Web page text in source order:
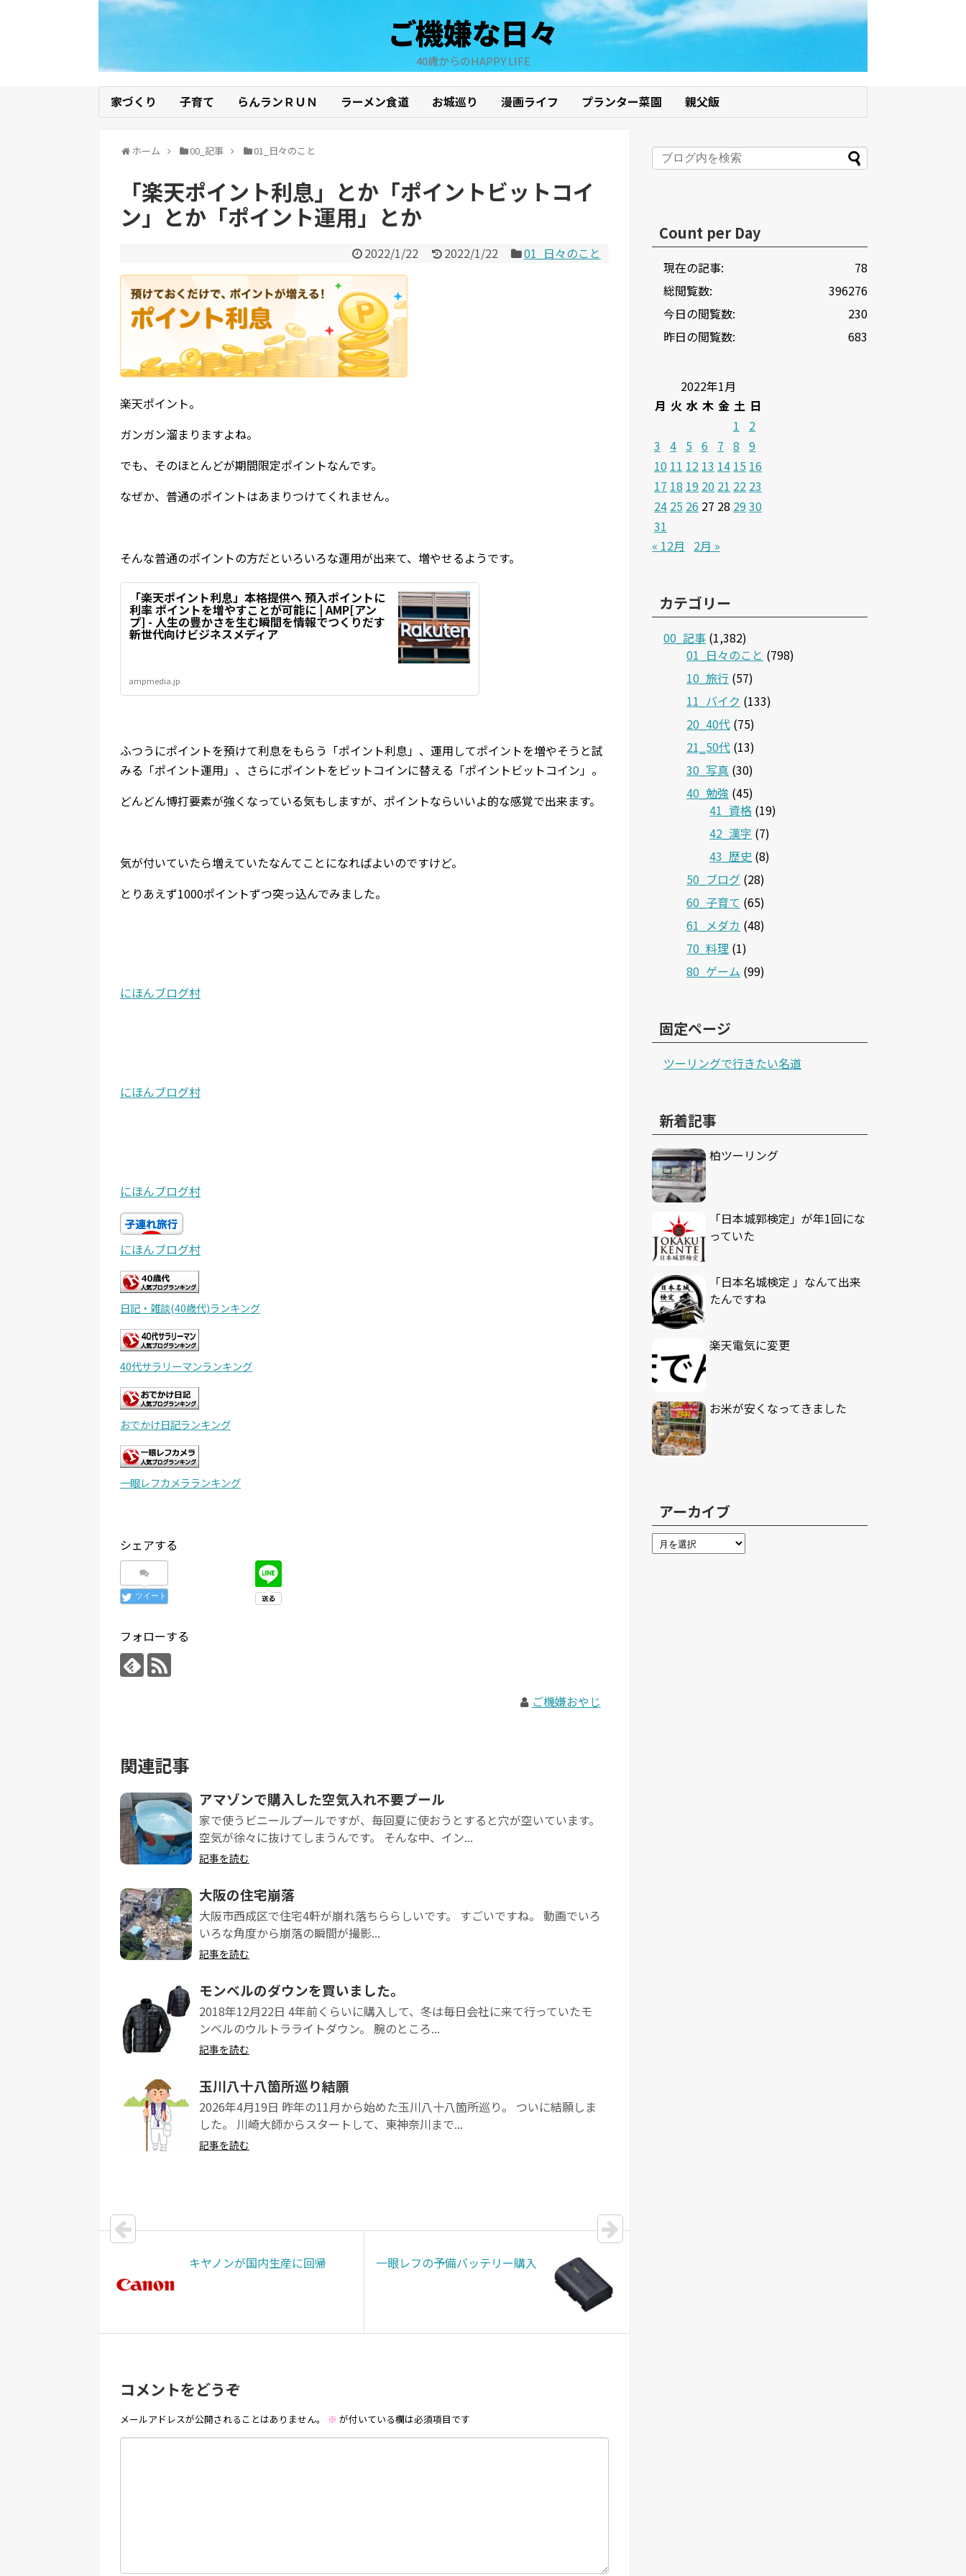
ご機嫌な日々
40歳からのHAPPY LIFE
家づくり 子育て らんランＲＵＮ ラーメン食道 お城巡り 漫画ライフ プランター菜園 親父飯
ホーム 00_記事 01_日々のこと
「楽天ポイント利息」とか「ポイントビットコイ
ン」とか「ポイント運用」とか
2022/1/22 2022/1/22 01_日々のこと
楽天ポイント。
ガンガン溜まりますよね。
でも、そのほとんどが期間限定ポイントなんです。
なぜか、普通のポイントはあまりつけてくれません。
そんな普通のポイントの方だといろいろな運用が出来て、増やせるようです。
「楽天ポイント利息」本格提供へ 預入ポイントに
利率 ポイントを増やすことが可能に | AMP[アン
プ] - 人生の豊かさを生む瞬間を情報でつくりだす
新世代向けビジネスメディア
ampmedia.jp
ふつうにポイントを預けて利息をもらう「ポイント利息」、運用してポイントを増やそうと試
みる「ポイント運用」、さらにポイントをビットコインに替える「ポイントビットコイン」。
どんどん博打要素が強くなっている気もしますが、ポイントならいいよ的な感覚で出来ます。
気が付いていたら増えていたなんてことになればよいのですけど。
とりあえず1000ポイントずつ突っ込んでみました。
にほんブログ村
にほんブログ村
にほんブログ村
にほんブログ村
日記・雑談(40歳代)ランキング
40代サラリーマンランキング
おでかけ日記ランキング
一眼レフカメラランキング
シェアする
ツイート
フォローする
ご機嫌おやじ
関連記事
アマゾンで購入した空気入れ不要プール
家で使うビニールプールですが、毎回夏に使おうとすると穴が空いています。
空気が徐々に抜けてしまうんです。 そんな中、イン...
記事を読む
大阪の住宅崩落
大阪市西成区で住宅4軒が崩れ落ちららしいです。 すごいですね。 動画でいろ
いろな角度から崩落の瞬間が撮影...
記事を読む
モンベルのダウンを買いました。
2018年12月22日 4年前くらいに購入して、冬は毎日会社に来て行っていたモ
ンベルのウルトラライトダウン。 腕のところ...
記事を読む
玉川八十八箇所巡り結願
2026年4月19日 昨年の11月から始めた玉川八十八箇所巡り。 ついに結願しま
した。 川崎大師からスタートして、東神奈川まで...
記事を読む
キヤノンが国内生産に回帰 一眼レフの予備バッテリー購入
コメントをどうぞ
メールアドレスが公開されることはありません。 ※ が付いている欄は必須項目です
Count per Day
78
現在の記事:
396276
総閲覧数:
230
今日の閲覧数:
683
昨日の閲覧数:
2022年1月
月 火 水 木 金 土 日
1
2
3 4 5 6 7 8 9
10 11 12 13 14 15 16
17 18 19 20 21 22 23
24 25 26 27 28 2930
31
« 12月
2月 »
カテゴリー
00_記事 (1,382)
01_日々のこと (798)
10_旅行 (57)
11_バイク (133)
20_40代 (75)
21‗50代 (13)
30_写真 (30)
40_勉強 (45)
41_資格 (19)
42_漢字 (7)
43_歴史 (8)
50_ブログ (28)
60_子育て (65)
61_メダカ (48)
70_料理 (1)
80_ゲーム (99)
固定ページ
ツーリングで行きたい名道
新着記事
柏ツーリング
「日本城郭検定」が年1回にな
っていた
「日本名城検定 」なんて出来
たんですね
楽天電気に変更
お米が安くなってきました
アーカイブ